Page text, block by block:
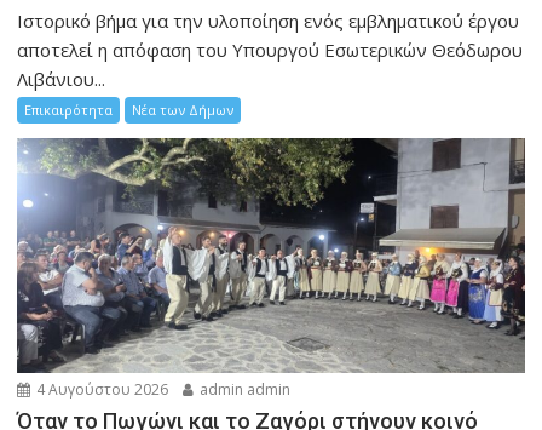
Ιστορικό βήμα για την υλοποίηση ενός εμβληματικού έργου
αποτελεί η απόφαση του Υπουργού Εσωτερικών Θεόδωρου
Λιβάνιου...
Επικαιρότητα Νέα των Δήμων
4 Αυγούστου 2026 admin admin
Όταν το Πωγώνι και το Ζαγόρι στήνουν κοινό